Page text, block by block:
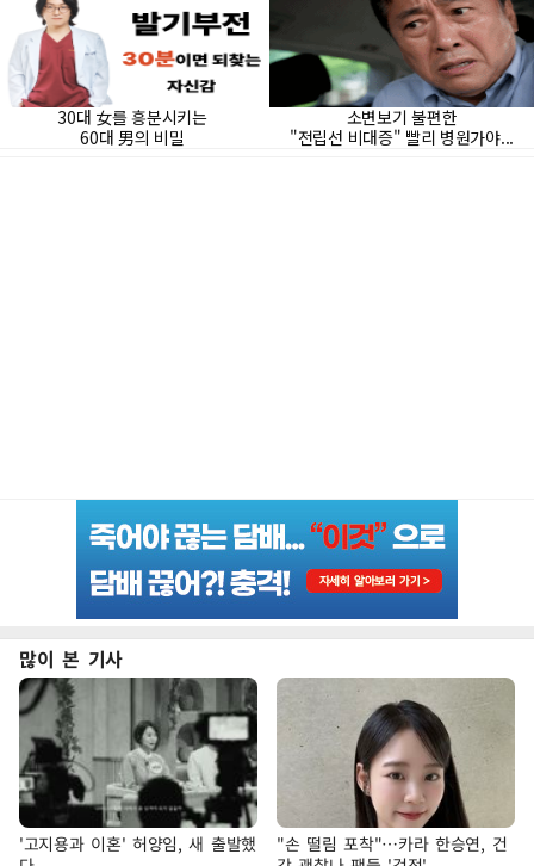
많이 본 기사
'고지용과 이혼' 허양임, 새 출발했
"손 떨림 포착"…카라 한승연, 건